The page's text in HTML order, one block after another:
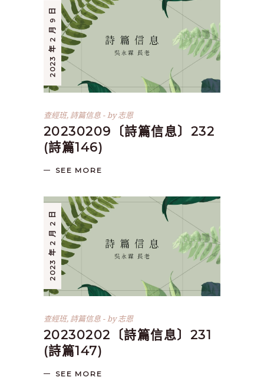
2023 年 2 月 9 日
查經班, 詩篇信息 by志恩
20230209〔詩篇信息〕232
(詩篇146)
SEE MORE
2023 年 2 月 2 日
查經班, 詩篇信息 by志恩
20230202〔詩篇信息〕231
(詩篇147)
SEE MORE